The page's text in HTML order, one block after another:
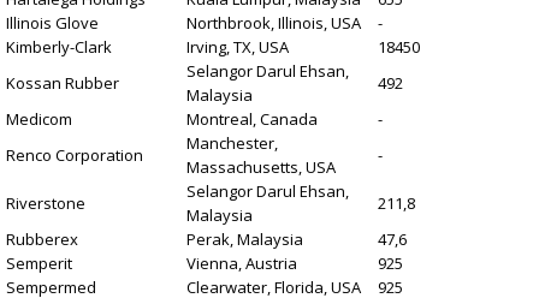
Illinois Glove
Northbrook, Illinois, USA
-
Kimberly-Clark
Irving, TX, USA
18450
Kossan Rubber
Selangor Darul Ehsan,
Malaysia
492
Medicom
Montreal, Canada
-
Renco Corporation
Manchester,
Massachusetts, USA
-
Riverstone
Selangor Darul Ehsan,
Malaysia
211,8
Rubberex
Perak, Malaysia
47,6
Semperit
Vienna, Austria
925
Sempermed
Clearwater, Florida, USA
925